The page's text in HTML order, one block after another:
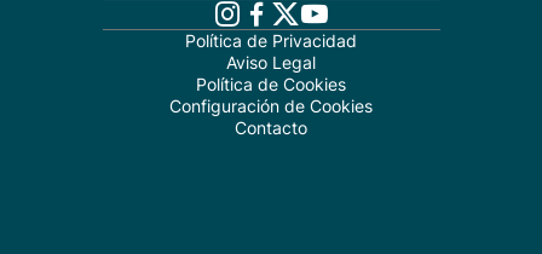
Política de Privacidad
Aviso Legal
Política de Cookies
Configuración de Cookies
Contacto